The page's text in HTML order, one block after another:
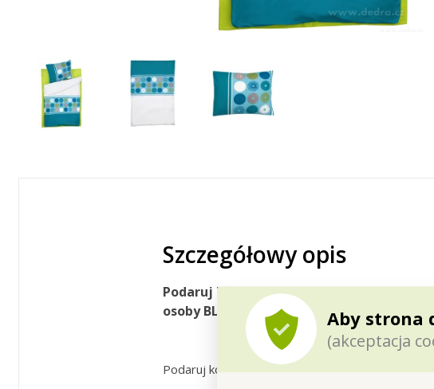
Aby strona
(akceptacja
Szczegółowy opis
Podaruj komfort sobie i swoim bliskim,
osoby BLUE CIRCLES.
Podaruj komfort sobie i swoim bliskim…